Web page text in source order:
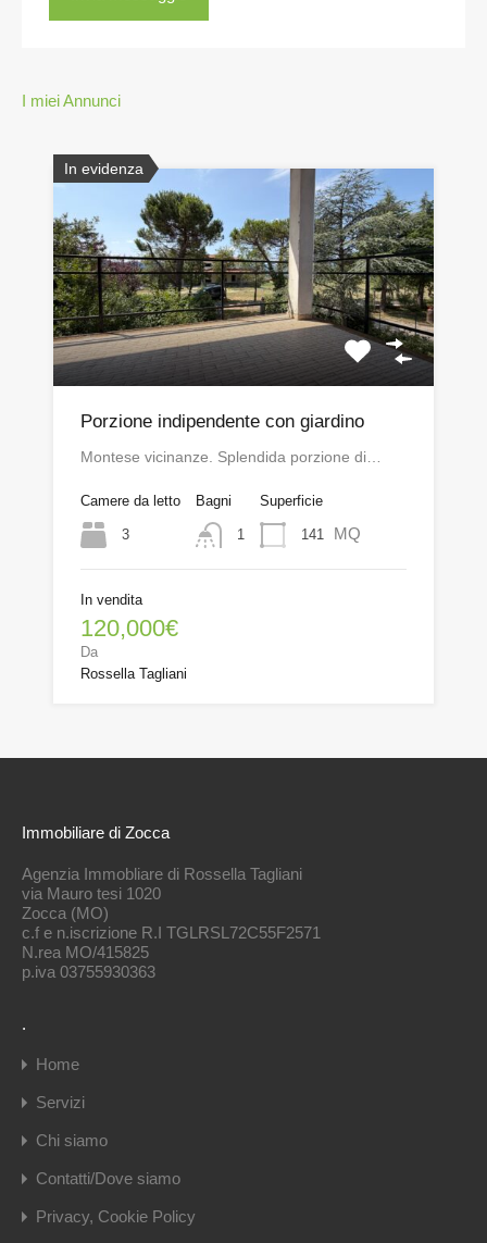
I miei Annunci
In evidenza
Porzione indipendente con giardino
Montese vicinanze. Splendida porzione di…
Camere da letto
3
Bagni
1
Superficie
141 MQ
In vendita
120,000€
Da
Rossella Tagliani
Immobiliare di Zocca
Agenzia Immobliare di Rossella Tagliani
via Mauro tesi 1020
Zocca (MO)
c.f e n.iscrizione R.I TGLRSL72C55F2571
N.rea MO/415825
p.iva 03755930363
.
Home
Servizi
Chi siamo
Contatti/Dove siamo
Privacy, Cookie Policy